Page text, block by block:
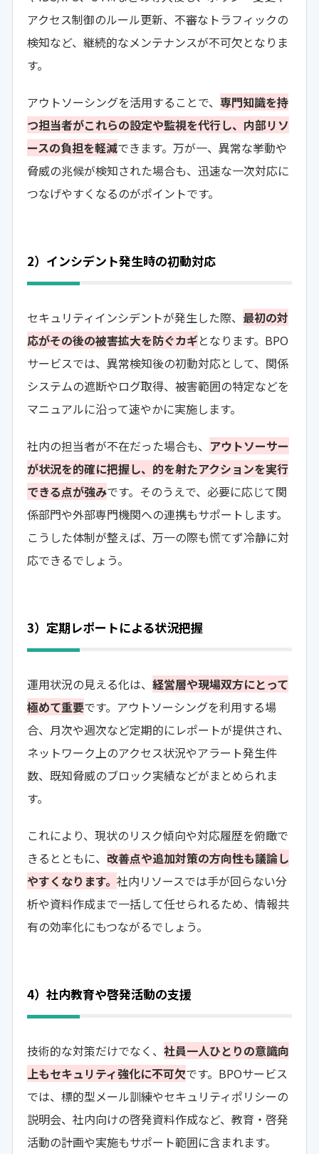
アクセス制御のルール更新、不審なトラフィックの
検知など、継続的なメンテナンスが不可欠となりま
す。
アウトソーシングを活用することで、 専門知識を持
つ担当者がこれらの設定や監視を代行し、内部リソ
ースの負担を軽減できます。万が一、異常な挙動や
脅威の兆候が検知された場合も、迅速な一次対応に
つなげやすくなるのがポイントです。
2）インシデント発生時の初動対応
セキュリティインシデントが発生した際、 最初の対
応がその後の被害拡大を防ぐカギとなります。BPO
サービスでは、異常検知後の初動対応として、関係
システムの遮断やログ取得、被害範囲の特定などを
マニュアルに沿って速やかに実施します。
社内の担当者が不在だった場合も、 アウトソーサー
が状況を的確に把握し、的を射たアクションを実行
できる点が強みです。そのうえで、必要に応じて関
係部門や外部専門機関への連携もサポートします。
こうした体制が整えば、万一の際も慌てず冷静に対
応できるでしょう。
3）定期レポートによる状況把握
運用状況の見える化は、 経営層や現場双方にとって
極めて重要です。アウトソーシングを利用する場
合、月次や週次など定期的にレポートが提供され、
ネットワーク上のアクセス状況やアラート発生件
数、既知脅威のブロック実績などがまとめられま
す。
これにより、現状のリスク傾向や対応履歴を俯瞰で
きるとともに、 改善点や追加対策の方向性も議論し
やすくなります。 社内リソースでは手が回らない分
析や資料作成まで一括して任せられるため、情報共
有の効率化にもつながるでしょう。
4）社内教育や啓発活動の支援
技術的な対策だけでなく、 社員一人ひとりの意識向
上もセキュリティ強化に不可欠です。BPOサービス
では、標的型メール訓練やセキュリティポリシーの
説明会、社内向けの啓発資料作成など、教育・啓発
活動の計画や実施もサポート範囲に含まれます。